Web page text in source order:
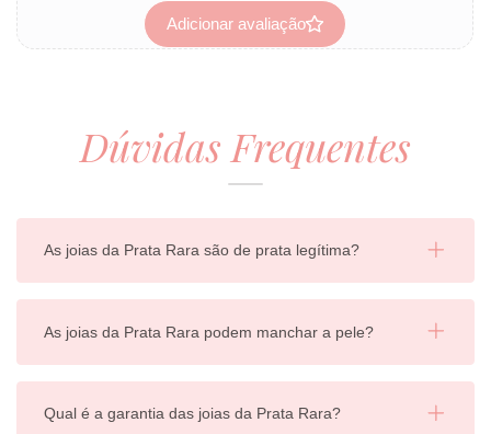
Adicionar avaliação
Dúvidas Frequentes
As joias da Prata Rara são de prata legítima?
As joias da Prata Rara podem manchar a pele?
Qual é a garantia das joias da Prata Rara?